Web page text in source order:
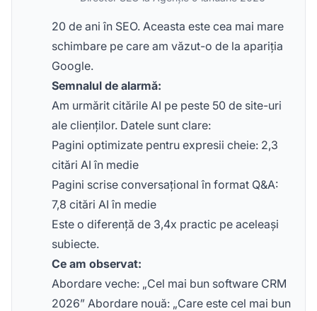
20 de ani în SEO. Aceasta este cea mai mare
schimbare pe care am văzut-o de la apariția
Google.
Semnalul de alarmă:
Am urmărit citările AI pe peste 50 de site-uri
ale clienților. Datele sunt clare:
Pagini optimizate pentru expresii cheie: 2,3
citări AI în medie
Pagini scrise conversațional în format Q&A:
7,8 citări AI în medie
Este o diferență de 3,4x practic pe aceleași
subiecte.
Ce am observat:
Abordare veche: „Cel mai bun software CRM
2026” Abordare nouă: „Care este cel mai bun